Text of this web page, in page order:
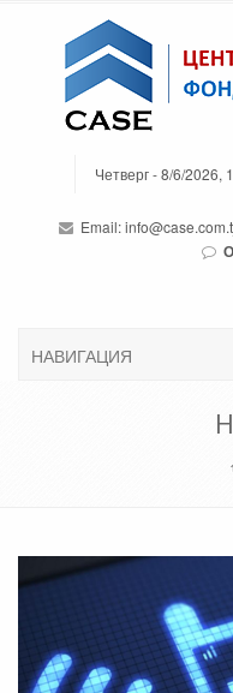
Четверг - 8/6/2026,
Email:
НАВИГАЦИЯ